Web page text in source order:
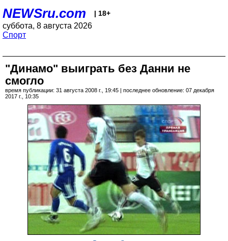
NEWSru.com | 18+
суббота, 8 августа 2026
Спорт
"Динамо" выиграть без Данни не
смогло
время публикации: 31 августа 2008 г., 19:45 | последнее обновление: 07 декабря
2017 г., 10:35